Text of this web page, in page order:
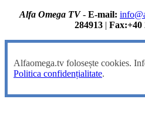
Alfa Omega TV- E-mail:
284913| Fax:+40
Alfaomega.tv folosește cookies.
Politica confidențialitate.